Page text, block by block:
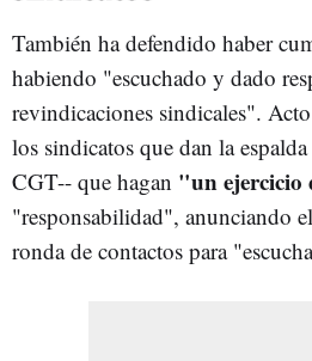
También ha defendido haber
habiendo "escuchado y dado
revindicaciones sindicales".
los sindicatos que dan la
CGT-- que hagan "un ejercicio
"responsabilidad", anunciando
ronda de contactos para